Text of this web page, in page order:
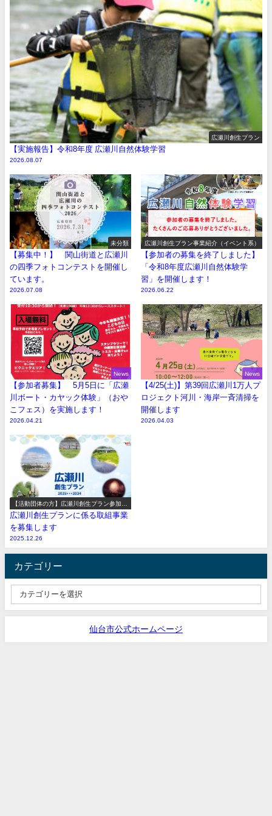
広瀬川創生プラン
【実施報告】令和8年度 広瀬川自然体験学習
2026.08.07
未分類
【募集中！】 関山街道と広瀬川
の四季フォトコンテストを開催し
ています。
2026.07.08
広瀬川創生プラン事業紹介（イベント系）
【参加者の募集を終了しました】
「令和8年度広瀬川自然体験学
習」を開催します！
2026.06.22
News
【参加者募集】 5月5日に「広瀬
川ボート・カヤック体験」（おや
こフェス）を実施します！
2026.04.21
News
【4/25(土)】第39回広瀬川1万人プ
ロジェクト河川・海岸一斉清掃を
開催します
2026.04.03
【活動団体の方】広瀬川創生プラン参加事
業の募集
広瀬川創生プランに係る取組事業
を募集します
2025.12.26
カテゴリー
仙台市公式ホームページ